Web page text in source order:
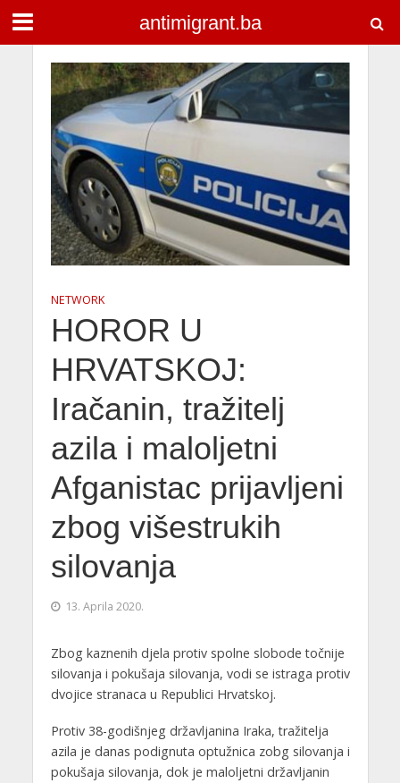
antimigrant.ba
NETWORK
HOROR U
HRVATSKOJ:
Iračanin, tražitelj
azila i maloljetni
Afganistac prijavljeni
zbog višestrukih
silovanja
13. Aprila 2020.
Zbog kaznenih djela protiv spolne slobode točnije
silovanja i pokušaja silovanja, vodi se istraga protiv
dvojice stranaca u Republici Hrvatskoj.
Protiv 38-godišnjeg državljanina Iraka, tražitelja
azila je danas podignuta optužnica zobg silovanja i
pokušaja silovanja, dok je maloljetni državljanin